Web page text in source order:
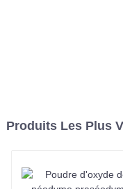
Produits Les Plus